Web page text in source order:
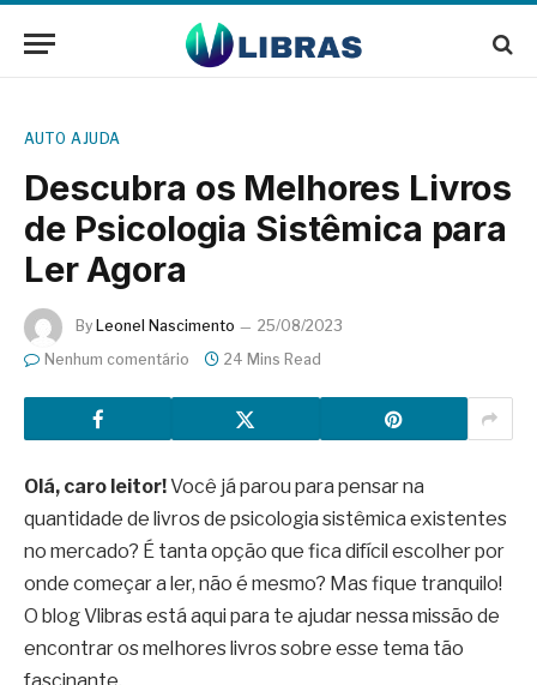
AUTO AJUDA
Descubra os Melhores Livros
de Psicologia Sistêmica para
Ler Agora
By Leonel Nascimento
25/08/2023
Nenhum comentário
24 Mins Read
Olá, caro leitor!Você já parou para pensar na
quantidade de livros de psicologia sistêmica existentes
no mercado? É tanta opção que fica difícil escolher por
onde começar a ler, não é mesmo? Mas fique tranquilo!
O blog Vlibras está aqui para te ajudar nessa missão de
encontrar os melhores livros sobre esse tema tão